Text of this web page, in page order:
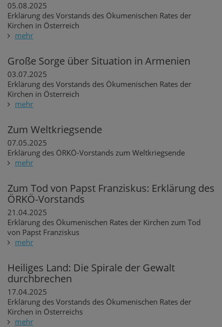
05.08.2025
Erklärung des Vorstands des Ökumenischen Rates der
Kirchen in Österreich
mehr
Große Sorge über Situation in Armenien
03.07.2025
Erklärung des Vorstands des Ökumenischen Rates der
Kirchen in Österreich
mehr
Zum Weltkriegsende
07.05.2025
Erklärung des ÖRKÖ-Vorstands zum Weltkriegsende
mehr
Zum Tod von Papst Franziskus: Erklärung des
ÖRKÖ-Vorstands
21.04.2025
Erklärung des Ökumenischen Rates der Kirchen zum Tod
von Papst Franziskus
mehr
Heiliges Land: Die Spirale der Gewalt
durchbrechen
17.04.2025
Erklärung des Vorstands des Ökumenischen Rates der
Kirchen in Österreichs
mehr